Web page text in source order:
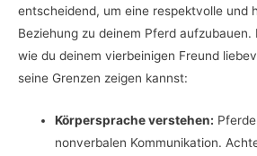
entscheidend, um eine respektvolle und
Beziehung zu deinem Pferd aufzubauen.
wie du deinem vierbeinigen Freund
seine Grenzen zeigen kannst:
Körpersprache verstehen:
nonverbalen Kommunikation.